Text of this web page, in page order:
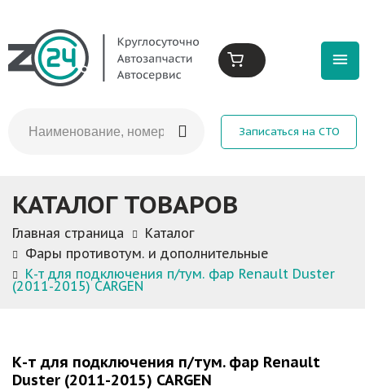
Записаться на СТО
КАТАЛОГ ТОВАРОВ
Главная страница
Каталог
Фары противотум. и дополнительные
К-т для подключения п/тум. фар Renault Duster
(2011-2015) CARGEN
К-т для подключения п/тум. фар Renault
Duster (2011-2015) CARGEN